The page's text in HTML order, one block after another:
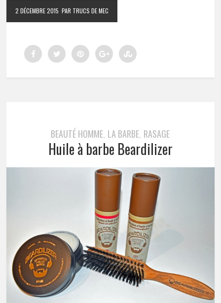
2 DÉCEMBRE 2015 PAR TRUCS DE MEC
BEAUTÉ HOMME, LA BARBE, RASAGE
Huile à barbe Beardilizer